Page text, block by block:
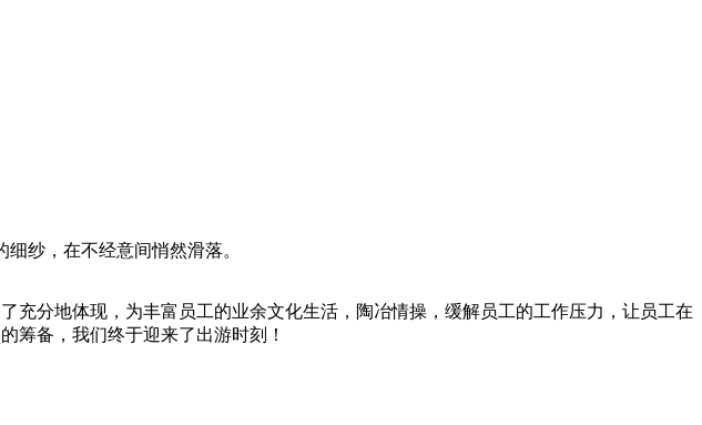
纱，在不经意间悄然滑落。
分地体现，为丰富员工的业余文化生活，陶冶情操，缓解员工的工作压力，让员工在
备，我们终于迎来了出游时刻！